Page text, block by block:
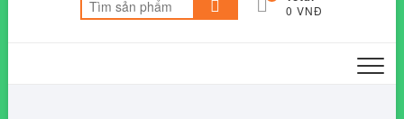
kiếm:
0 VNĐ